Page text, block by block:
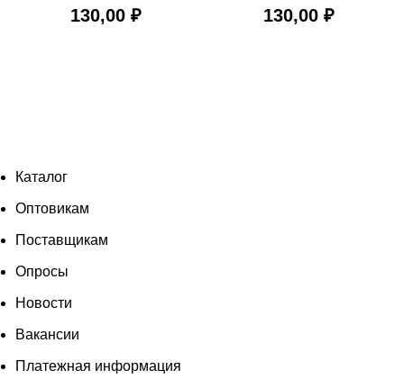
ст/б
₽
гр*8 ст/б ₽
Каталог
Оптовикам
Поставщикам
Опросы
Новости
Вакансии
Платежная информация